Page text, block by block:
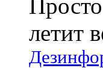
летит